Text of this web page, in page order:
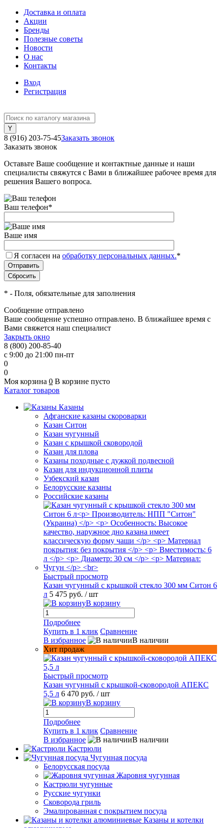
Доставка и оплата
Акции
Бренды
Полезные советы
Новости
О нас
Контакты
Вход
Регистрация
8 (916) 203-75-45Заказать звонок
Заказать звонок
Оставьте Ваше сообщение и контактные данные и наши
специалисты свяжутся с Вами в ближайшее рабочее время для
решения Вашего вопроса.
Ваш телефон*
Ваше имя
Я согласен на обработку персональных данных.*
* - Поля, обязательные для заполнения
Сообщение отправлено
Ваше сообщение успешно отправлено. В ближайшее время с
Вами свяжется наш специалист
Закрыть окно
8 (800) 200-85-40
с 9:00 до 21:00 пн-пт
0
0
Моя корзина 0 В корзине пусто
Каталог товаров
Казаны
Афганские казаны скороварки
Казан Ситон
Казан чугунный
Казан с крышкой сковородой
Казан для плова
Казаны походные с дужкой подвесной
Казан для индукционной плиты
Узбекский казан
Белорусские казаны
Российские казаны
Быстрый просмотр
Казан чугунный с крышкой стекло 300 мм Ситон 6
л 5 475 руб. / шт
В корзину
Подробнее
Купить в 1 клик Сравнение
В избранное
В наличии
Хит продаж
Быстрый просмотр
Казан чугунный с крышкой-сковородой АПЕКС
5,5 л 6 470 руб. / шт
В корзину
Подробнее
Купить в 1 клик Сравнение
В избранное
В наличии
Кастрюли
Чугунная посуда
Белорусская посуда
Жаровня чугунная
Кастрюли чугунные
Русские чугунки
Сковорода гриль
Эмалированная с покрытием посуда
Казаны и котелки